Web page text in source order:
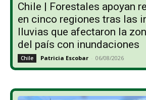
Chile | Forestales apoyan
en cinco regiones tras las
lluvias que afectaron la
del país con inundaciones
Chile Patricia Escobar - 06/08/2026